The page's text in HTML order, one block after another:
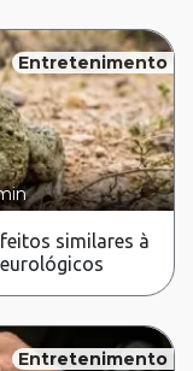
Entretenimento
similares à
Entretenimento